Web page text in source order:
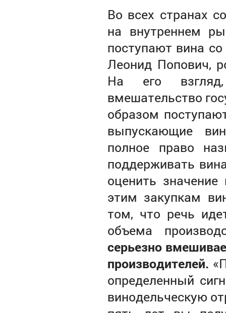
Во всех странах
на внутреннем
поступают вина
Леонид Попович,
На его
вмешательство
образом
выпускающие
полное право
поддерживать
оценить
этим закупкам
том, что речь
объема
серьезно
производителей.
определенный
винодельческую